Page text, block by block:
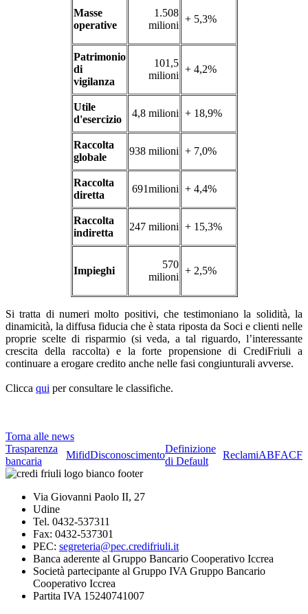
Masse
operative
1.508
milioni
+ 5,3%
Patrimonio
di
vigilanza
101,5
milioni
+ 4,2%
Utile
d'esercizio
4,8 milioni + 18,9%
Raccolta
globale
938 milioni + 7,0%
Raccolta
diretta
691milioni + 4,4%
Raccolta
indiretta
247 milioni + 15,3%
Impieghi
570
milioni
+ 2,5%
Si tratta di numeri molto positivi, che testimoniano la solidità, la
dinamicità, la diffusa fiducia che è stata riposta da Soci e clienti nelle
proprie scelte di risparmio (si veda, a tal riguardo, l’interessante
crescita della raccolta) e la forte propensione di CrediFriuli a
continuare a erogare credito anche nelle fasi congiunturali avverse.
Clicca qui per consultare le classifiche.
Torna alle news
Trasparenza
bancaria
MifidDisconoscimento
Definizione
di Default
ReclamiABFACF
Via Giovanni Paolo II, 27
Udine
Tel. 0432-537311
Fax: 0432-537301
PEC: segreteria@pec.credifriuli.it
Banca aderente al Gruppo Bancario Cooperativo Iccrea
Società partecipante al Gruppo IVA Gruppo Bancario
Cooperativo Iccrea
Partita IVA 15240741007